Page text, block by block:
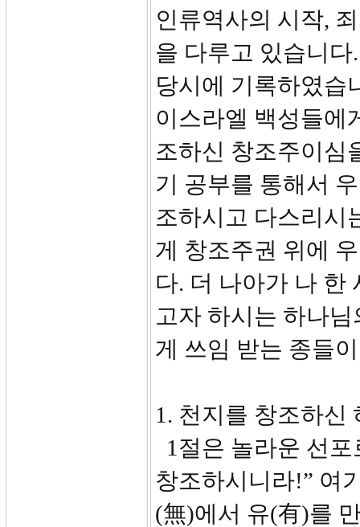
인류역사의 시작,
을 다루고 있습니
당시에 기록하였습
이스라엘 백성들에
조하신 창조주이심
기 공부를 통해서
조하시고 다스리시
게 창조주권 위에
다. 더 나아가 나 한
고자 하시는 하나
게 쓰임 받는 종들
1. 천지를 창조하신
1절은 놀라운 선
창조하시니라!” 여
(無)에서 유(有)를